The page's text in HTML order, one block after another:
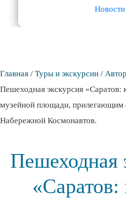
Новости
Главная / Туры и экскурсии /
Пешеходная экскурсия «Саратов:
музейной площади, прилегающим
Набережной Космонавтов.
Пешеходная
«Саратов: